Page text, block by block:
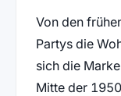
Von den
Partys die
sich die
Mitte der